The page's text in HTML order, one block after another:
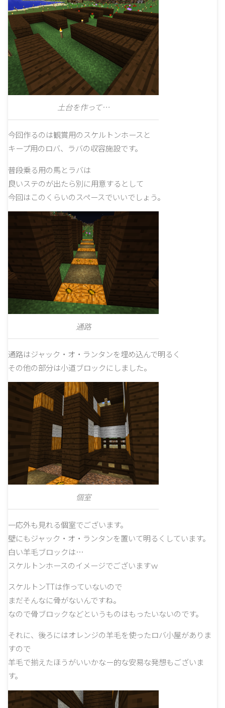
土台を作って…
今回作るのは観賞用のスケルトンホースと
キープ用のロバ、ラバの収容施設です。
普段乗る用の馬とラバは
良いステのが出たら別に用意するとして
今回はこのくらいのスペースでいいでしょう。
通路
通路はジャック・オ・ランタンを埋め込んで明るく
その他の部分は小道ブロックにしました。
個室
一応外も見れる個室でございます。
壁にもジャック・オ・ランタンを置いて明るくしています。
白い羊毛ブロックは…
スケルトンホースのイメージでございますｗ
スケルトンTTは作っていないので
まだそんなに骨がないんですね。
なので骨ブロックなどというものはもったいないのです。
それに、後ろにはオレンジの羊毛を使ったロバ小屋がありま
すので
羊毛で揃えたほうがいいかなー的な安易な発想もございま
す。